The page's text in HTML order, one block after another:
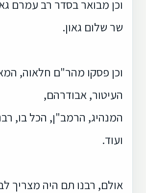
וכן מבואר בסדר רב עמרם
שר שלום גאון.
וכן פסקו מהר"ם חלאוה,
העיטור, אבודרהם,
המנהיג, הרמב"ן, הכל בו,
ועוד.
אולם, רבנו תם היה מצריך